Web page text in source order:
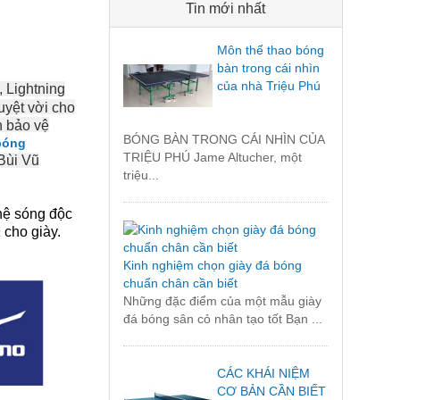
Lightning
vời cho
bảo vệ
Vũ
sóng độc
giày.
Tin mới nhất
Môn thể thao bóng
bàn trong cái nhìn
của nhà Triệu Phú
BÓNG BÀN TRONG CÁI NHÌN CỦA
TRIỆU PHÚ Jame Altucher, một
triệu...
Kinh nghiệm chọn giày đá bóng
chuẩn chân cần biết
Những đặc điểm của một mẫu giày
đá bóng sân cỏ nhân tạo tốt Bạn ...
CÁC KHÁI NIỆM
CƠ BẢN CẦN BIẾT